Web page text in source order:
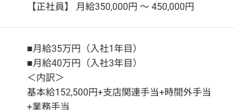
【正社員】 月給350,000円 〜 450,000円
■月給35万円（入社1年目）
■月給40万円（入社3年目）
＜内訳＞
基本給152,500円+支店関連手当+時間外手当
+業務手当